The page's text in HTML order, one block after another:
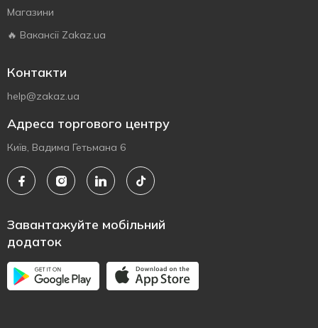
Магазини
🔥 Вакансії Zakaz.ua
Контакти
help@zakaz.ua
Адреса торгового центру
Київ, Вадима Гетьмана 6
Завантажуйте мобільний
додаток